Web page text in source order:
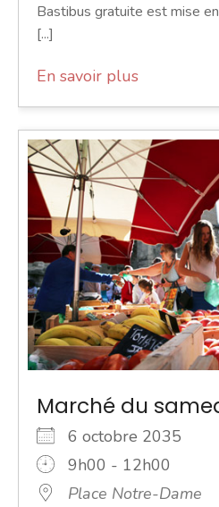
Bastibus gratuite est mise
[...]
En savoir plus
Marché du
6 octobre 2035
9h00 - 12h00
Place Notre-Dame